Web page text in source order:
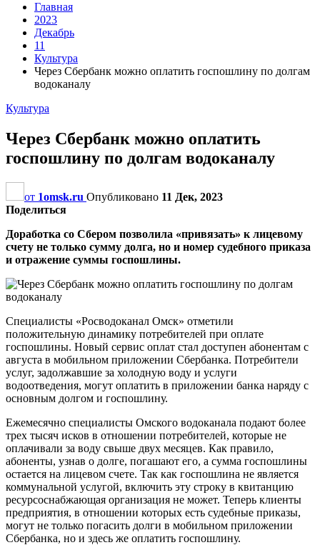
Главная
2023
Декабрь
11
Культура
Через Сбербанк можно оплатить госпошлину по долгам
водоканалу
Культура
Через Сбербанк можно оплатить
госпошлину по долгам водоканалу
от 1omsk.ru Опубликовано 11 Дек, 2023
Поделиться
Доработка со Сбером позволила «привязать» к лицевому
счету не только сумму долга, но и номер судебного приказа
и отражение суммы госпошлины.
Специалисты «Росводоканал Омск» отметили
положительную динамику потребителей при оплате
госпошлины. Новый сервис оплат стал доступен абонентам с
августа в мобильном приложении Сбербанка. Потребители
услуг, задолжавшие за холодную воду и услуги
водоотведения, могут оплатить в приложении банка наряду с
основным долгом и госпошлину.
Ежемесячно специалисты Омского водоканала подают более
трех тысяч исков в отношении потребителей, которые не
оплачивали за воду свыше двух месяцев. Как правило,
абоненты, узнав о долге, погашают его, а сумма госпошлины
остается на лицевом счете. Так как госпошлина не является
коммунальной услугой, включить эту строку в квитанцию
ресурсоснабжающая организация не может. Теперь клиенты
предприятия, в отношении которых есть судебные приказы,
могут не только погасить долги в мобильном приложении
Сбербанка, но и здесь же оплатить госпошлину.